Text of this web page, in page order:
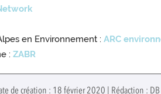
en Environnement :ARC
:ZABR
de création : 18 février 2020 | Rédaction : DB